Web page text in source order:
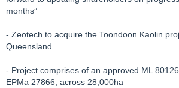
months”
- Zeotech to acquire the Toondoon Kaolin
Queensland
- Project comprises of an approved ML
EPMa 27866, across 28,000ha